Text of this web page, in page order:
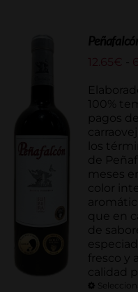
12.65€
100%
pagos
los
de
meses
color
que en
de
fresco y
calidad